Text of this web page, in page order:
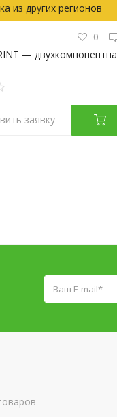
из других регионов
0
заявку